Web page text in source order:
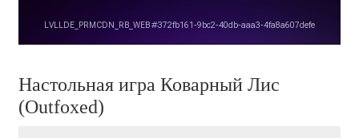
Настольная игра Коварный Лис
(Outfoxed)